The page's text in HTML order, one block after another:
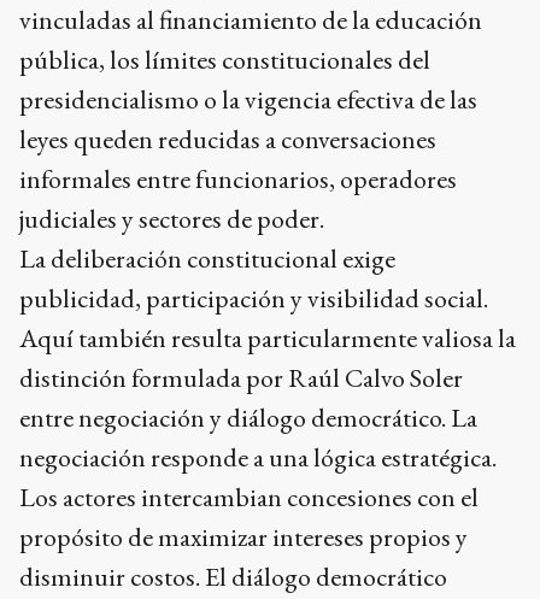
vinculadas al financiamiento de la educación
pública, los límites constitucionales del
presidencialismo o la vigencia efectiva de las
leyes queden reducidas a conversaciones
informales entre funcionarios, operadores
judiciales y sectores de poder.
La deliberación constitucional exige
publicidad, participación y visibilidad social.
Aquí también resulta particularmente valiosa la
distinción formulada por Raúl Calvo Soler
entre negociación y diálogo democrático. La
negociación responde a una lógica estratégica.
Los actores intercambian concesiones con el
propósito de maximizar intereses propios y
disminuir costos. El diálogo democrático